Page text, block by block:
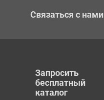
Связаться с нами
Запросить
бесплатный
каталог